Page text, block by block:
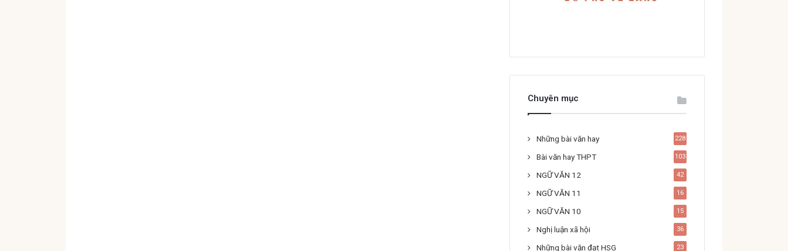
Chuyên mục
Những bài văn hay 228
Bài văn hay THPT 103
NGỮ VĂN 12 42
NGỮ VĂN 11 16
NGỮ VĂN 10 15
Nghị luận xã hội 36
Những bài văn đạt HSG 23